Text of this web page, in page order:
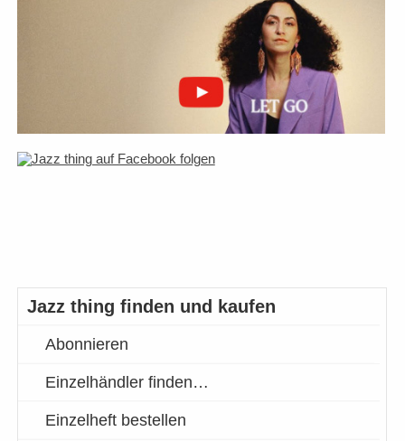
Jazz thing finden und kaufen
Abonnieren
Einzelhändler finden…
Einzelheft bestellen